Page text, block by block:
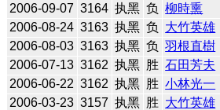
2006-09-07 3164 执黑 负 柳時熏
2006-08-24 3163 执黑 负 大竹英雄
2006-08-03 3163 执黑 负 羽根直樹
2006-07-13 3162 执黑 胜 石田芳夫
2006-06-22 3162 执黑 胜 小林光一
2006-03-23 3157 执黑 胜 大竹英雄